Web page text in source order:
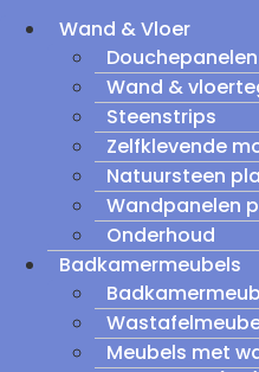
Wand & Vloer
Douchepanelen
Wand &
Steenstrips
Zelfklevende
Natuursteen
Wandpanelen
Onderhoud
Badkamermeubels
Meubels met